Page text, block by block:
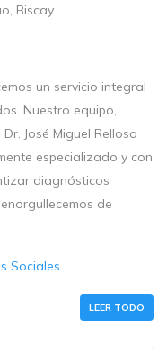
Biscay
un servicio integral
Nuestro equipo,
José Miguel Relloso
especializado y con
diagnósticos
de
Sociales
LEER TODO